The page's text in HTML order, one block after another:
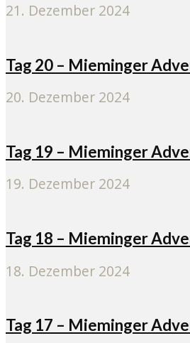
21. Dezember 2024
Tag 20 – Mieminger
20. Dezember 2024
Tag 19 – Mieminger
19. Dezember 2024
Tag 18 – Mieminger
18. Dezember 2024
Tag 17 – Mieminger